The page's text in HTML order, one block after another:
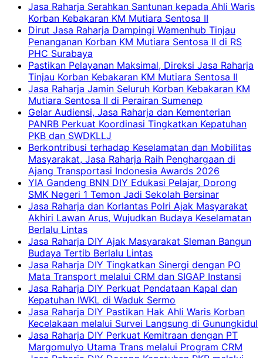
Jasa Raharja Serahkan Santunan kepada Ahli Waris
Korban Kebakaran KM Mutiara Sentosa II
Dirut Jasa Raharja Dampingi Wamenhub Tinjau
Penanganan Korban KM Mutiara Sentosa II di RS
PHC Surabaya
Pastikan Pelayanan Maksimal, Direksi Jasa Raharja
Tinjau Korban Kebakaran KM Mutiara Sentosa II
Jasa Raharja Jamin Seluruh Korban Kebakaran KM
Mutiara Sentosa II di Perairan Sumenep
Gelar Audiensi, Jasa Raharja dan Kementerian
PANRB Perkuat Koordinasi Tingkatkan Kepatuhan
PKB dan SWDKLLJ
Berkontribusi terhadap Keselamatan dan Mobilitas
Masyarakat, Jasa Raharja Raih Penghargaan di
Ajang Transportasi Indonesia Awards 2026
YIA Gandeng BNN DIY Edukasi Pelajar, Dorong
SMK Negeri 1 Temon Jadi Sekolah Bersinar
Jasa Raharja dan Korlantas Polri Ajak Masyarakat
Akhiri Lawan Arus, Wujudkan Budaya Keselamatan
Berlalu Lintas
Jasa Raharja DIY Ajak Masyarakat Sleman Bangun
Budaya Tertib Berlalu Lintas
Jasa Raharja DIY Tingkatkan Sinergi dengan PO
Mata Transport melalui CRM dan SIGAP Instansi
Jasa Raharja DIY Perkuat Pendataan Kapal dan
Kepatuhan IWKL di Waduk Sermo
Jasa Raharja DIY Pastikan Hak Ahli Waris Korban
Kecelakaan melalui Survei Langsung di Gunungkidul
Jasa Raharja DIY Perkuat Kemitraan dengan PT
Margomulyo Utama Trans melalui Program CRM